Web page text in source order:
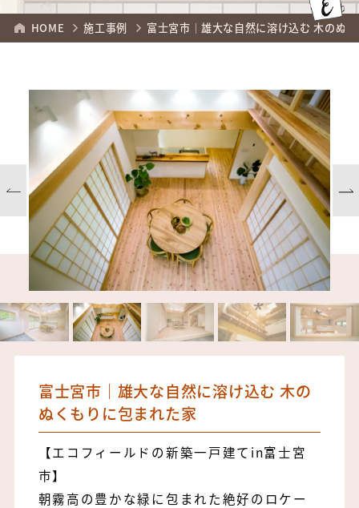
HOME 施工事例 富士宮市｜雄大な自然に溶け込む 木のぬ
富士宮市｜雄大な自然に溶け込む 木の
ぬくもりに包まれた家
【エコフィールドの新築一戸建てin富士宮
市】
朝霧高の豊かな緑に包まれた絶好のロケー